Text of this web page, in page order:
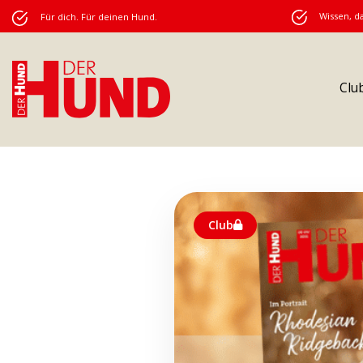
Für dich. Für deinen Hund. Wissen,
Club